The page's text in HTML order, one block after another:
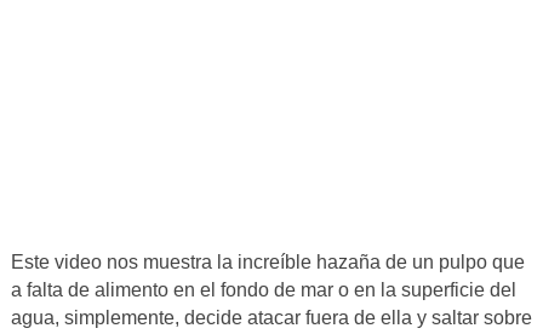
Este video nos muestra la increíble hazaña de un pulpo que
a falta de alimento en el fondo de mar o en la superficie del
agua, simplemente, decide atacar fuera de ella y saltar sobre